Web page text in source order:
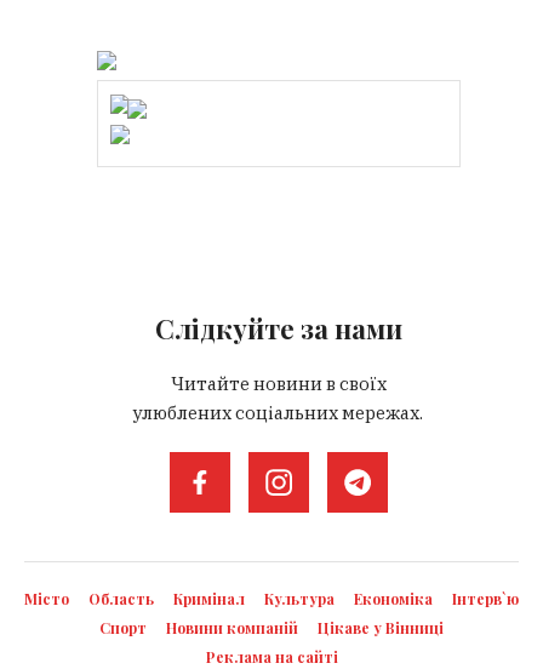
Слідкуйте за нами
Читайте новини в своїх
улюблених соціальних мережах.
Місто Область Кримінал Культура Економіка
Інтерв`ю
Спорт
Новини компаній
Цікаве у Вінниці
Реклама на сайті